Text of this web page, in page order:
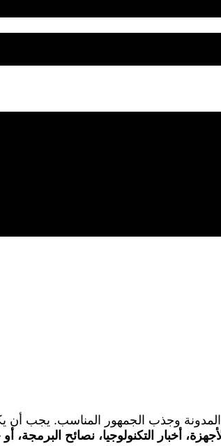
وجذب الجمهور المناسب. يجب أن
أخبار التكنولوجيا، نصائح البرمجة،